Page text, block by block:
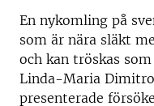
En nykomling på
som är nära släkt
och kan tröskas
Linda-Maria
presenterade